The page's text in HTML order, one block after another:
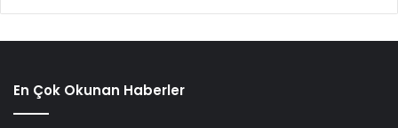
En Çok Okunan Haberler